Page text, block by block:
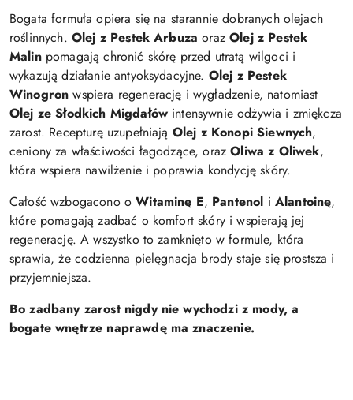
Bogata formuła opiera się na starannie dobranych olejach
roślinnych. Olej z Pestek Arbuza orazOlej z Pestek
Malinpomagają chronić skórę przed utratą wilgoci i
wykazują działanie antyoksydacyjne. Olej z Pestek
Winogron wspiera regenerację i wygładzenie, natomiast
Olej ze Słodkich Migdałów intensywnie odżywia i zmiękcza
zarost. Recepturę uzupełniają Olej z Konopi Siewnych,
ceniony za właściwości łagodzące, orazOliwa z Oliwek,
która wspiera nawilżenie i poprawia kondycję skóry.
Całość wzbogacono oWitaminę E, Pantenol i Alantoinę,
które pomagają zadbać o komfort skóry i wspierają jej
regenerację. A wszystko to zamknięto w formule, która
sprawia, że codzienna pielęgnacja brody staje się prostsza i
przyjemniejsza.
Bo zadbany zarost nigdy nie wychodzi z mody, a
bogate wnętrze naprawdę ma znaczenie.